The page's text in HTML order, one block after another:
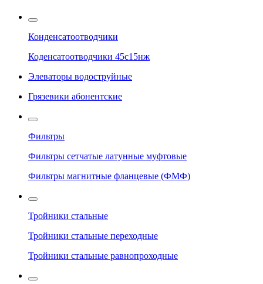
Конденсатоотводчики
Коденсатоотводчики 45с15нж
Элеваторы водоструйные
Грязевики абонентские
Фильтры
Фильтры сетчатые латунные муфтовые
Фильтры магнитные фланцевые (ФМФ)
Тройники стальные
Тройники стальные переходные
Тройники стальные равнопроходные